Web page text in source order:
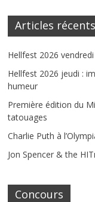
Articles récents
Hellfest 2026
Hellfest 2026 jeudi :
humeur
Première édition du
tatouages
Charlie Puth à
Jon Spencer & the
Concours